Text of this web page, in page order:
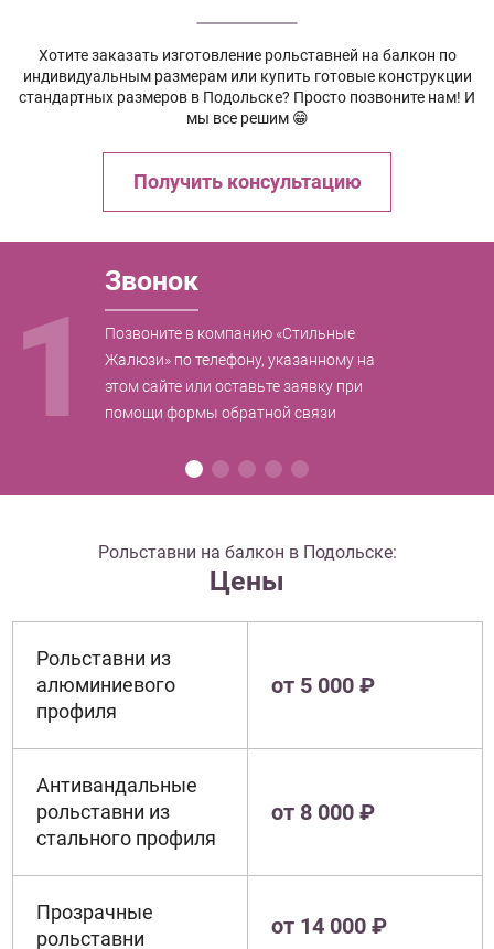
Хотите заказать изготовление рольставней на балкон по
индивидуальным размерам или купить готовые конструкции
стандартных размеров в Подольске? Просто позвоните нам! И
мы все решим 😁
Получить консультацию
1
Звонок
Позвоните в компанию «Стильные
Жалюзи» по телефону, указанному на
этом сайте или оставьте заявку при
помощи формы обратной связи
Рольставни на балкон в Подольске:
Цены
Рольставни из
алюминиевого
профиля
от 5 000 ₽
Антивандальные
рольставни из
стального профиля
от 8 000 ₽
Прозрачные
рольставни
от 14 000 ₽